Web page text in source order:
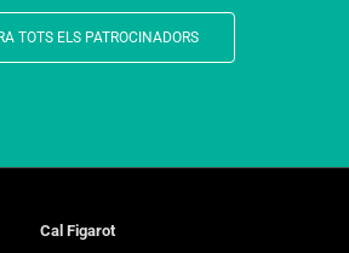
TOTS ELS PATROCINADORS
Cal Figarot